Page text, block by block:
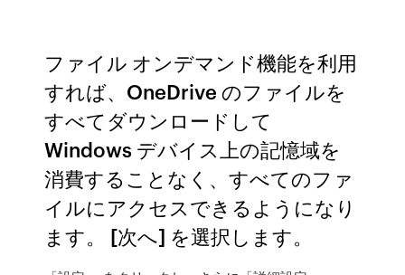
ファイル オンデマンド機能を利用
すれば、OneDrive のファイルを
すべてダウンロードして
Windows デバイス上の記憶域を
消費することなく、すべてのファ
イルにアクセスできるようになり
ます。 [次へ] を選択します。